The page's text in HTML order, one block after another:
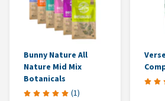
Bunny Nature All
Nature Mid Mix
Botanicals
(1)